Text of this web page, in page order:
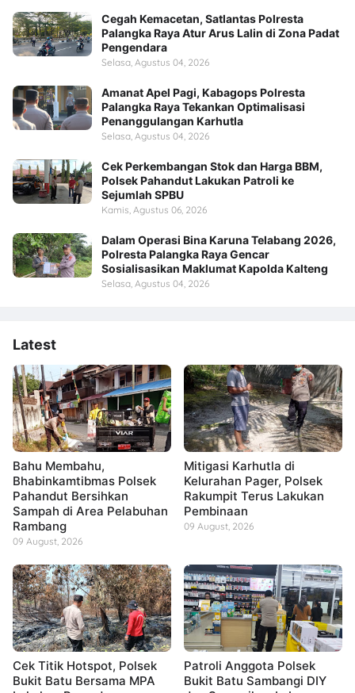
Cegah Kemacetan, Satlantas Polresta
Palangka Raya Atur Arus Lalin di Zona Padat
Pengendara
Selasa, Agustus 04, 2026
Amanat Apel Pagi, Kabagops Polresta
Palangka Raya Tekankan Optimalisasi
Penanggulangan Karhutla
Selasa, Agustus 04, 2026
Cek Perkembangan Stok dan Harga BBM,
Polsek Pahandut Lakukan Patroli ke
Sejumlah SPBU
Kamis, Agustus 06, 2026
Dalam Operasi Bina Karuna Telabang 2026,
Polresta Palangka Raya Gencar
Sosialisasikan Maklumat Kapolda Kalteng
Selasa, Agustus 04, 2026
Latest
Bahu Membahu,
Bhabinkamtibmas Polsek
Pahandut Bersihkan
Sampah di Area Pelabuhan
Rambang
09 August, 2026
Mitigasi Karhutla di
Kelurahan Pager, Polsek
Rakumpit Terus Lakukan
Pembinaan
09 August, 2026
Cek Titik Hotspot, Polsek
Bukit Batu Bersama MPA
Patroli Anggota Polsek
Bukit Batu Sambangi DIY